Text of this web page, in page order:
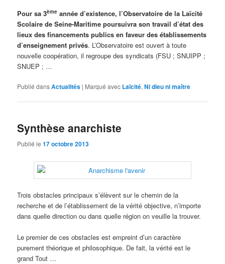
Pour sa 3ème année d’existence, l’Observatoire de la Laïcité
Scolaire de Seine-Maritime poursuivra son travail d’état des
lieux des financements publics en faveur des établissements
d’enseignement privés. L’Observatoire est ouvert à toute
nouvelle coopération, il regroupe des syndicats (FSU ; SNUIPP ;
SNUEP ; …
Publié dansActualités | Marqué avec Laïcité,Ni dieu ni maître
Synthèse anarchiste
Publié le17 octobre 2013
Trois obstacles principaux s’élèvent sur le chemin de la
recherche et de l’établissement de la vérité objective, n’importe
dans quelle direction ou dans quelle région on veuille la trouver.
Le premier de ces obstacles est empreint d’un caractère
purement théorique et philosophique. De fait, la vérité est le
grand Tout …